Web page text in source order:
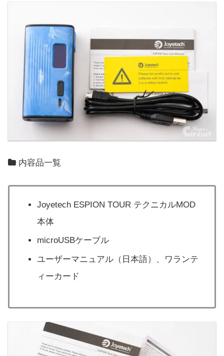
内容品一覧
Joyetech ESPION TOUR テクニカルMOD
本体
microUSBケーブル
ユーザーマニュアル（日本語）、ワランテ
ィーカード